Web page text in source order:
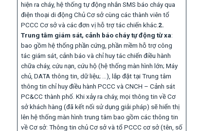
hiện ra cháy, hệ thống tự động nhắn SMS báo cháy qua
điện thoại di động Chủ Cơ sở cùng các thành viên tổ
PCCC Cơ sở và các đơn vị hỗ trợ tác chiến khác. 2.
Trung tâm giám sát, cảnh báo cháy tự động từ xa:
bao gồm hệ thống phần cứng, phần mềm hỗ trợ công
tác giám sát, cảnh báo và chỉ huy tác chiến điều hành
chữa cháy, cứu nạn, cứu hộ (hệ thống màn hình lớn; Máy
chủ, DATA thông tin, dữ liệu; …), lắp đặt tại Trung tâm
thông tin chỉ huy điều hành PCCC và CNCH – Cảnh sát
PC&CC thành phố. Khi xảy ra cháy, mọi thông tin về Cơ
sở khách hàng (đã kết nối sử dụng giải pháp) sẽ hiển thị
lên hệ thống màn hình trung tâm bao gồm các thông tin
về Cơ sở: Thông tin chủ Cơ sở và tổ PCCC cơ sở (tên, số